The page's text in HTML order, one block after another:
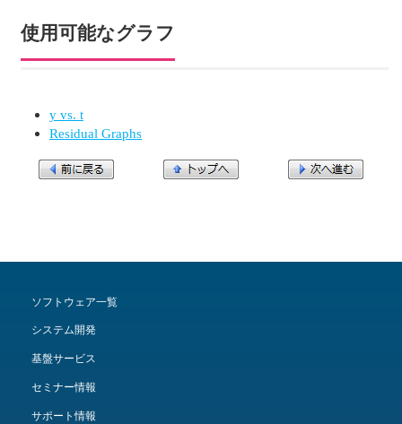
使用可能なグラフ
y vs. t
Residual Graphs
ソフトウェア一覧
システム開発
基盤サービス
セミナー情報
サポート情報